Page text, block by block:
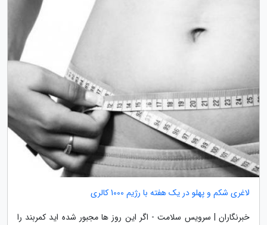
لاغری شکم و پهلو در یک هفته با رژیم 1000 کالری
خبرنگاران | سرویس سلامت - اگر این روز ها مجبور شده اید کمربند را